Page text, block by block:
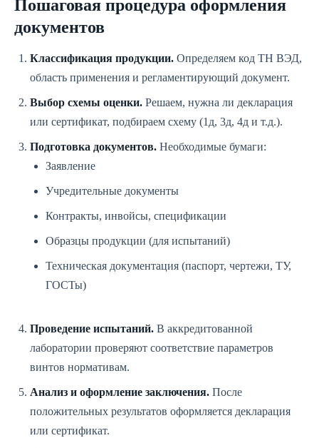
Пошаговая процедура оформления
документов
Классификация продукции. Определяем код ТН ВЭД,
область применения и регламентирующий документ.
Выбор схемы оценки. Решаем, нужна ли декларация
или сертификат, подбираем схему (1д, 3д, 4д и т.д.).
Подготовка документов. Необходимые бумаги:
Заявление
Учредительные документы
Контракты, инвойсы, спецификации
Образцы продукции (для испытаний)
Техническая документация (паспорт, чертежи, ТУ,
ГОСТы)
Проведение испытаний. В аккредитованной
лаборатории проверяют соответствие параметров
винтов нормативам.
Анализ и оформление заключения. После
положительных результатов оформляется декларация
или сертификат.